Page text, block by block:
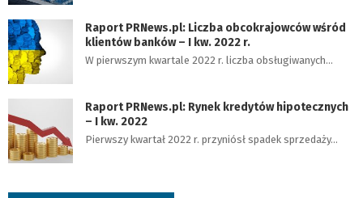
Raport PRNews.pl: Liczba obcokrajowców wśród
klientów banków – I kw. 2022 r.
W pierwszym kwartale 2022 r. liczba obsługiwanych…
Raport PRNews.pl: Rynek kredytów hipotecznych
– I kw. 2022
Pierwszy kwartał 2022 r. przyniósł spadek sprzedaży…